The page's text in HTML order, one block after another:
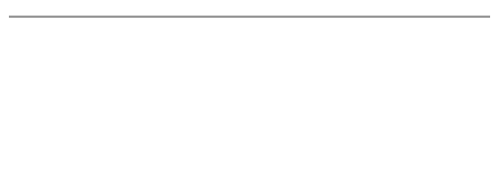
Недорого. Номер заказа 250998061. Обращаюсь